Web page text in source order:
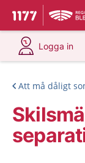
Till startsidan
Du har
Logga in
på
Att må dåligt